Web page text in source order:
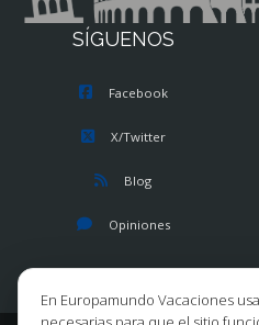
SÍGUENOS
Facebook
X/Twitter
Blog
Opiniones
En Europamundo Vacaciones